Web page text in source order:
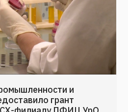
и
грант